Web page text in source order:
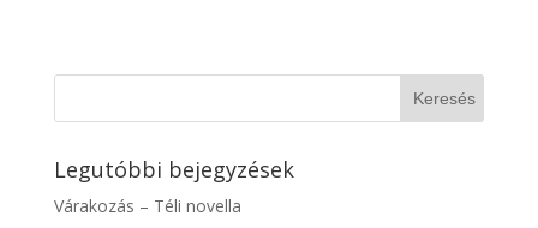
Legutóbbi bejegyzések
Várakozás – Téli novella